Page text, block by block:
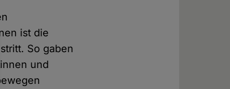
ist die
So gaben
und